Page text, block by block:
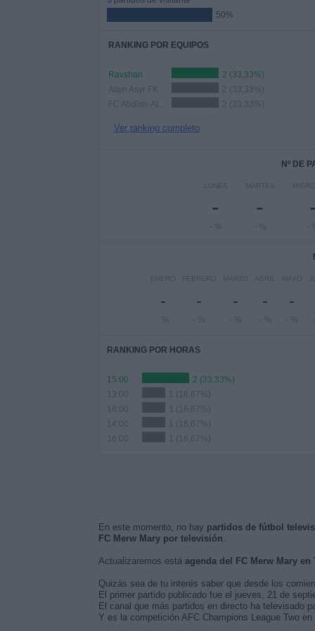
50%
RANKING POR EQUIPOS
Ravshan
2 (33,33%)
Altyn Asyr FK
2 (33,33%)
2 (33,33%)
Ver ranking completo
Nº DE
LUNES
-
- %
MARTES
-
- %
-
-
ENERO
-
- %
FEBRERO
-
- %
MARZO
-
- %
ABRIL
-
- %
MAYO
-
- %
RANKING POR HORAS
15:00
2 (33,33%)
13:00
1 (16,67%)
18:00
1 (16,67%)
1 (16,67%)
16:00
1 (16,67%)
En este momento, no hay partidos de fútbol
FC Merw Mary por televisión.
Actualizaremos está agenda del FC Merw Mary en
Quizás sea de tu interés saber que desde los
El primer partido publicado fue el jueves, 21 de
El canal que más partidos en directo ha televisado
Y es la competición AFC Champions League Two